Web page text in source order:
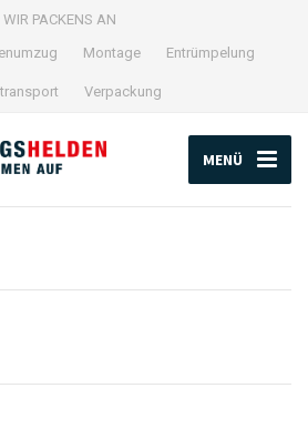
WIR PACKENS AN
Montage Entrümpelung
Verpackung
MENÜ